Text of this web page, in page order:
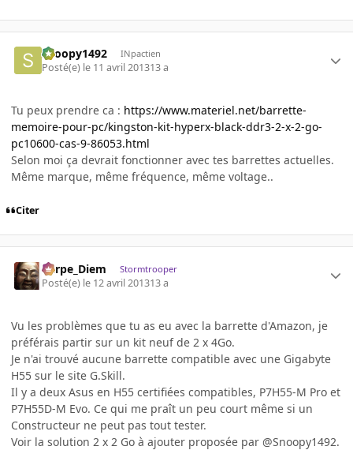
snoopy1492 INpactien
Posté(e) le 11 avril 201313 a
Tu peux prendre ca : https://www.materiel.net/barrette-
memoire-pour-pc/kingston-kit-hyperx-black-ddr3-2-x-2-go-
pc10600-cas-9-86053.html
Selon moi ça devrait fonctionner avec tes barrettes actuelles.
Même marque, même fréquence, même voltage..
Citer
Carpe_Diem Stormtrooper
Posté(e) le 12 avril 201313 a
Vu les problèmes que tu as eu avec la barrette d'Amazon, je
préférais partir sur un kit neuf de 2 x 4Go.
Je n'ai trouvé aucune barrette compatible avec une Gigabyte
H55 sur le site G.Skill.
Il y a deux Asus en H55 certifiées compatibles, P7H55-M Pro et
P7H55D-M Evo. Ce qui me praît un peu court même si un
Constructeur ne peut pas tout tester.
Voir la solution 2 x 2 Go à ajouter proposée par @Snoopy1492.